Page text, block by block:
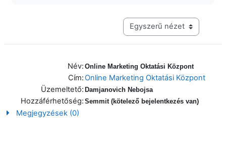
Harmadik szintű navigáció
Név: Online Marketing Oktatási Központ
Cím:Online Marketing Oktatási Központ
Üzemeltető: Damjanovich Nebojsa
Hozzáférhetőség: Semmit (kötelező bejelentkezés van)
Megjegyzések (0)